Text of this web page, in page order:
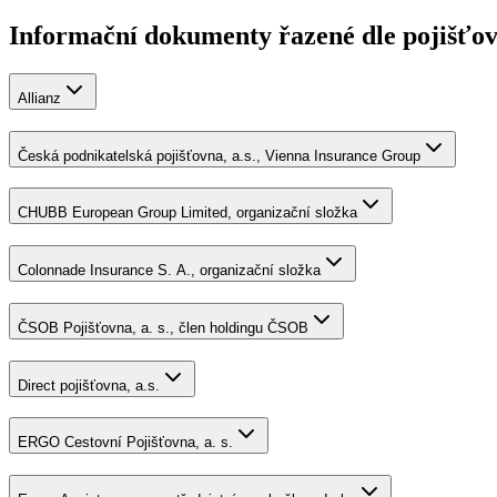
Informační dokumenty řazené dle
Allianz
Česká podnikatelská pojišťovna, a.s., Vienna Insurance Group
CHUBB European Group Limited, organizační složka
Colonnade Insurance S. A., organizační složka
ČSOB Pojišťovna, a. s., člen holdingu ČSOB
Direct pojišťovna, a.s.
ERGO Cestovní Pojišťovna, a. s.